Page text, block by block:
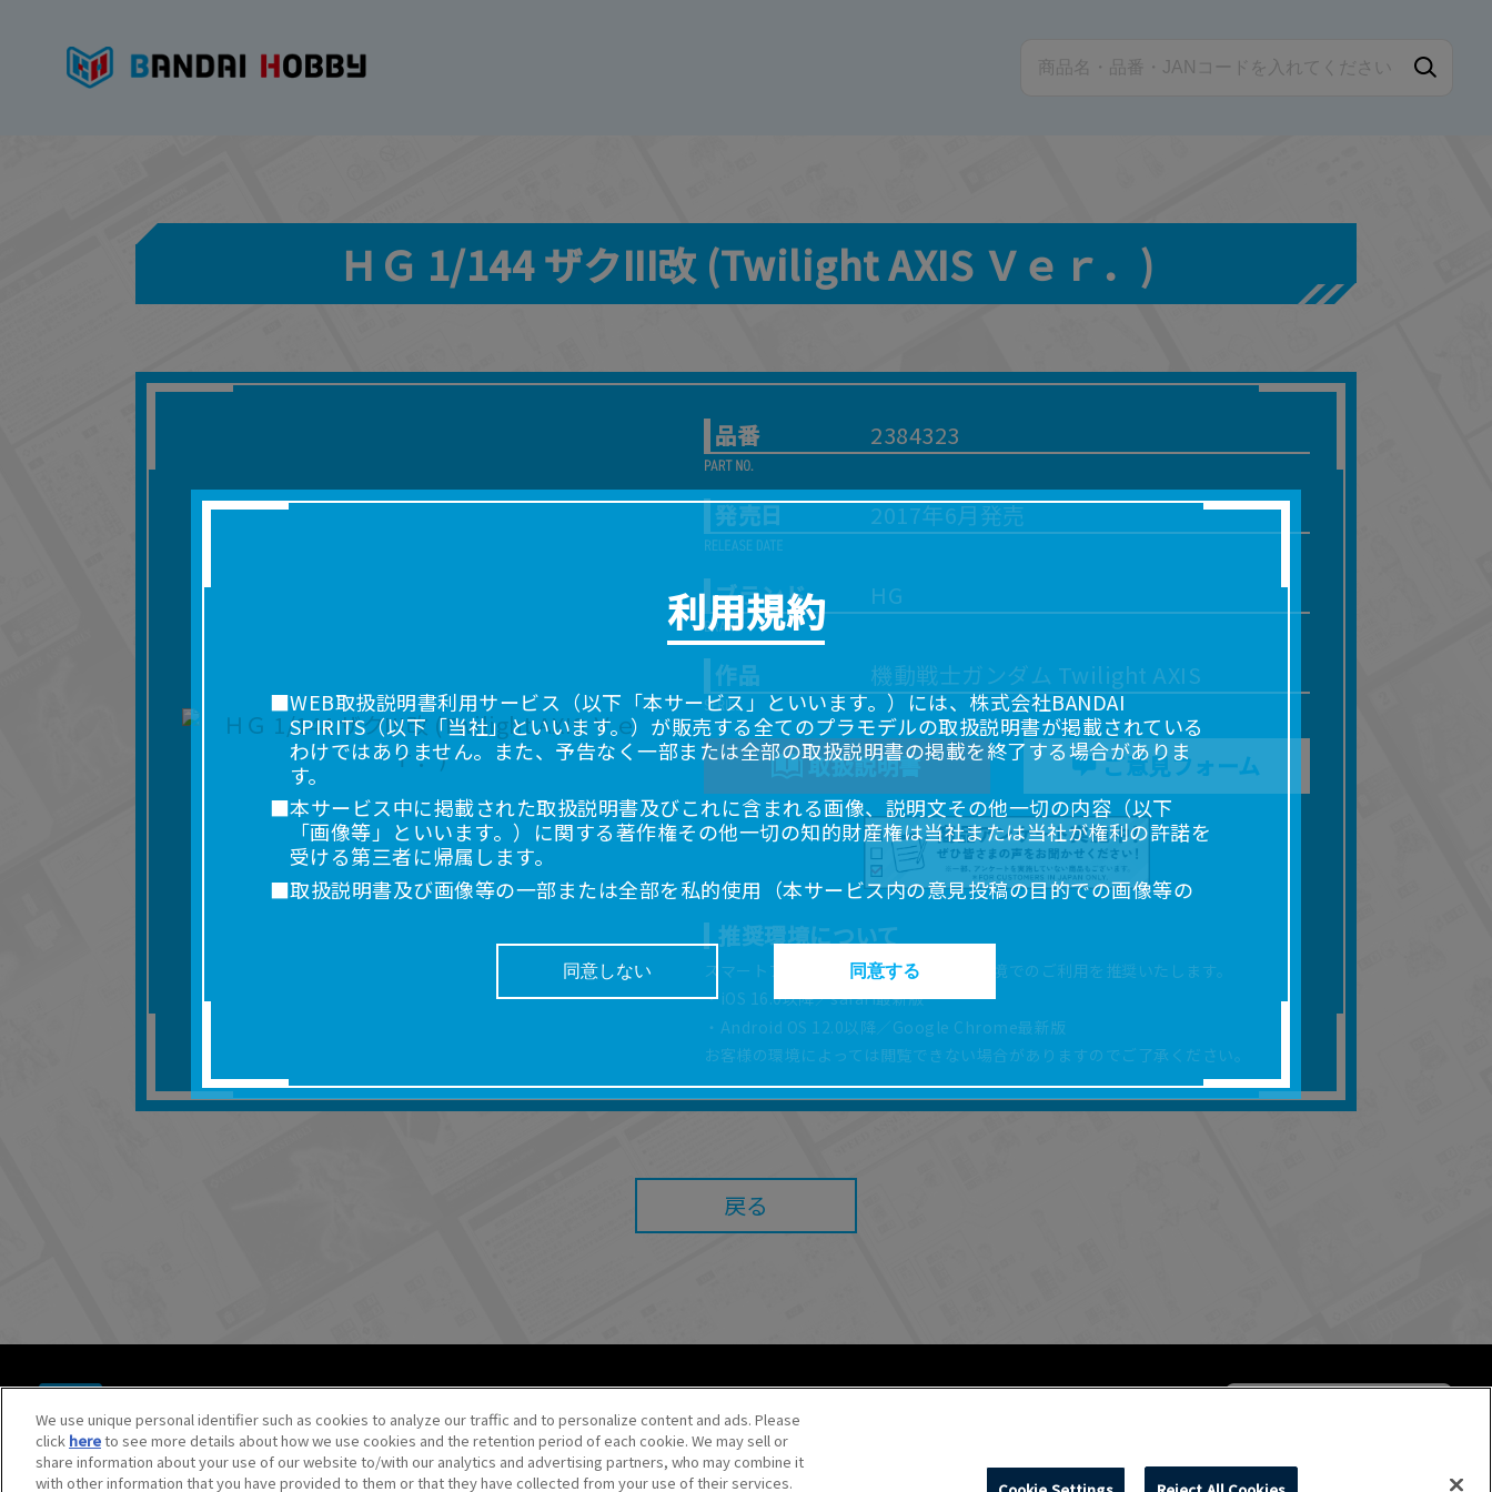
ＨＧ 1/144 ザクIII改 (Twilight AXIS Ｖｅｒ．)
品番 2384323
発売日 2017年6月発売
ブランド HG
作品 機動戦士ガンダム Twilight AXIS
取扱説明書 ご意見フォーム
推奨環境について
スマートフォン、タブレットは以下の環境でのご利用を推奨いたします。
・iOS 16.0以降／safari最新版
・Android OS 12.0以降／Google Chrome最新版
お客様の環境によっては閲覧できない場合がありますのでご了承ください。
戻る
© BANDAI SPIRITS CO.,LTD. ALL RIGHTS RESERVED.
©創通・サンライズ ©創通・サンライズ・MBS
©SOTSU・SUNRISE ©SOTSU・SUNRISE・MBS
©Nintendo・Creatures・GAME FREAK・TV Tokyo・ShoPro・JR Kikaku ©Pokémon
©Pokémon. ©Nintendo/Creatures Inc./GAME FREAK inc.
We use unique personal identifier such as cookies to analyze our traffic and to personalize content and ads. Please
click hereto see more details about how we use cookies and the retention period of each cookie. We may sell or
share information about your use of our website to/with our analytics and advertising partners, who may combine it
with other information that you have provided to them or that they have collected from your use of their services.
利用規約
■WEB取扱説明書利用サービス（以下「本サービス」といいます。）には、株式会社BANDAI
SPIRITS（以下「当社」といいます。）が販売する全てのプラモデルの取扱説明書が掲載されている
わけではありません。また、予告なく一部または全部の取扱説明書の掲載を終了する場合がありま
す。
■本サービス中に掲載された取扱説明書及びこれに含まれる画像、説明文その他一切の内容（以下
「画像等」といいます。）に関する著作権その他一切の知的財産権は当社または当社が権利の許諾を
受ける第三者に帰属します。
■取扱説明書及び画像等の一部または全部を私的使用（本サービス内の意見投稿の目的での画像等の
れに限りません。）することは禁止いたします。
■掲載している取扱説明書は、お客様が購入された商品に同梱されたものと異なる場合があります。
■対象商品仕様の変更などにより、取扱説明書の内容は予告なく変更される場合があります。
■当社は、取扱説明書の正確性確保に努めておりますが、取扱説明書の完全性を保証するものではあ
■お客様のご利用環境によっては、本サービスをご利用いただけない場合があります。
器、ネットワークへの障害（コンピューターウィルスに起因する障害を含みます。）等が生じたとし
■当社は、本サービスの内容・条件を予告なく変更または停止することがあります。また当社は、本
同意しない 同意する